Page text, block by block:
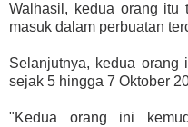
Walhasil, kedua orang itu
masuk dalam perbuatan
Selanjutnya, kedua orang
sejak 5 hingga 7 Oktober
"Kedua orang ini